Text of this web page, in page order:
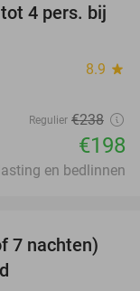
17%
4 pers. bij
8.9 star
Regulier €238
€198
en bedlinnen
35%
7 nachten)